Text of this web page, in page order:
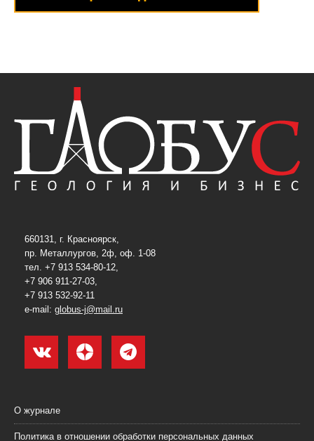
660131, г. Красноярск,
пр. Металлургов, 2ф, оф. 1-08
тел. +7 913 534-80-12,
+7 906 911-27-03,
+7 913 532-92-11
e-mail: globus-j@mail.ru
О журнале
Политика в отношении обработки персональных данных